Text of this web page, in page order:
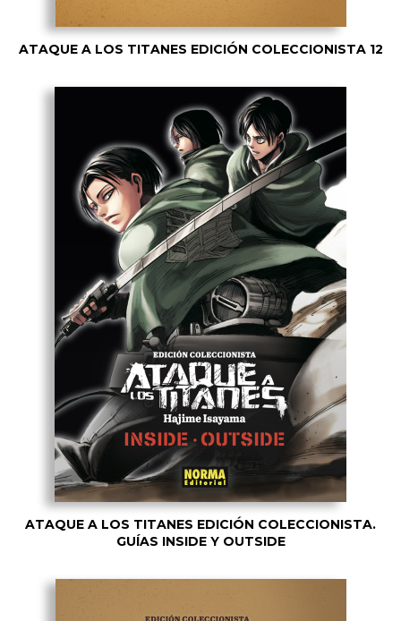
ATAQUE A LOS TITANES EDICIÓN COLECCIONISTA 12
ATAQUE A LOS TITANES EDICIÓN COLECCIONISTA.
GUÍAS INSIDE Y OUTSIDE